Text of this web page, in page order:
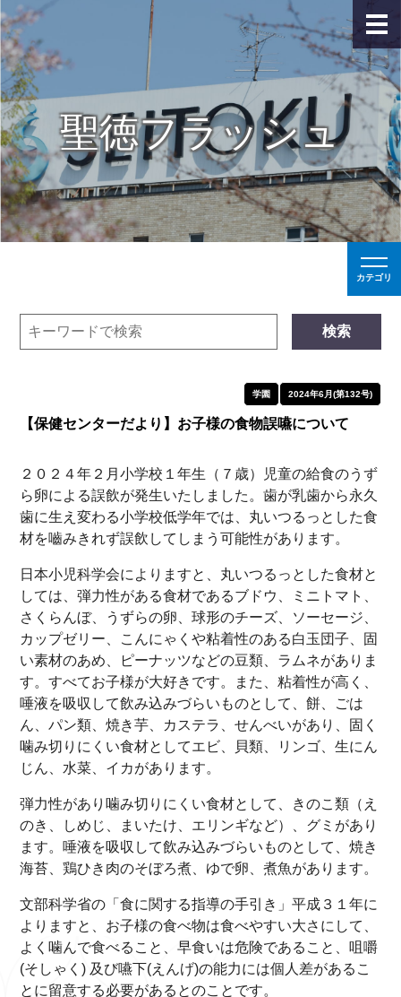
聖徳フラッシュ
カテゴリ
検索
学園 2024年6月(第132号)
【保健センターだより】お子様の食物誤嚥について
２０２４年２月小学校１年生（７歳）児童の給食のうず
ら卵による誤飲が発生いたしました。歯が乳歯から永久
歯に生え変わる小学校低学年では、丸いつるっとした食
材を嚙みきれず誤飲してしまう可能性があります。
日本小児科学会によりますと、丸いつるっとした食材と
しては、弾力性がある食材であるブドウ、ミニトマト、
さくらんぼ、うずらの卵、球形のチーズ、ソーセージ、
カップゼリー、こんにゃくや粘着性のある白玉団子、固
い素材のあめ、ピーナッツなどの豆類、ラムネがありま
す。すべてお子様が大好きです。また、粘着性が高く、
唾液を吸収して飲み込みづらいものとして、餅、ごは
ん、パン類、焼き芋、カステラ、せんべいがあり、固く
噛み切りにくい食材としてエビ、貝類、リンゴ、生にん
じん、水菜、イカがあります。
弾力性があり噛み切りにくい食材として、きのこ類（え
のき、しめじ、まいたけ、エリンギなど）、グミがあり
ます。唾液を吸収して飲み込みづらいものとして、焼き
海苔、鶏ひき肉のそぼろ煮、ゆで卵、煮魚があります。
文部科学省の「食に関する指導の手引き」平成３１年に
よりますと、お子様の食べ物は食べやすい大さにして、
よく噛んで食べること、早食いは危険であること、咀嚼
(そしゃく) 及び嚥下(えんげ)の能力には個人差があるこ
とに留意する必要があるとのことです。